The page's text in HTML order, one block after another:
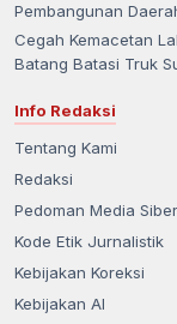
Pembangunan
Cegah Kemacetan
Batang Batasi Truk
Info Redaksi
Tentang Kami
Redaksi
Pedoman Media Siber
Kode Etik Jurnalistik
Kebijakan Koreksi
Kebijakan AI